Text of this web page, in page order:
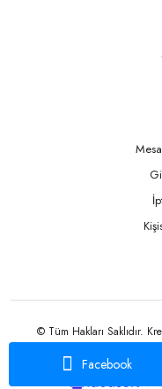
Facebook
© Tüm Hakları Saklıdır.